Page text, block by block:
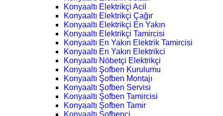
Konyaaltı Elektrikçi Acil
Konyaaltı Elektrikçi Çağır
Konyaaltı Elektrikçi En Yakın
Konyaaltı Elektrikçi Tamircisi
Konyaaltı En Yakın Elektrik Tamircisi
Konyaaltı En Yakın Elektrikci
Konyaaltı Nöbetçi Elektrikçi
Konyaaltı Şofben Kurulumu
Konyaaltı Şofben Montajı
Konyaaltı Şofben Servisi
Konyaaltı Şofben Tamircisi
Konyaaltı Şofben Tamir
Konyaaltı Şofbenci